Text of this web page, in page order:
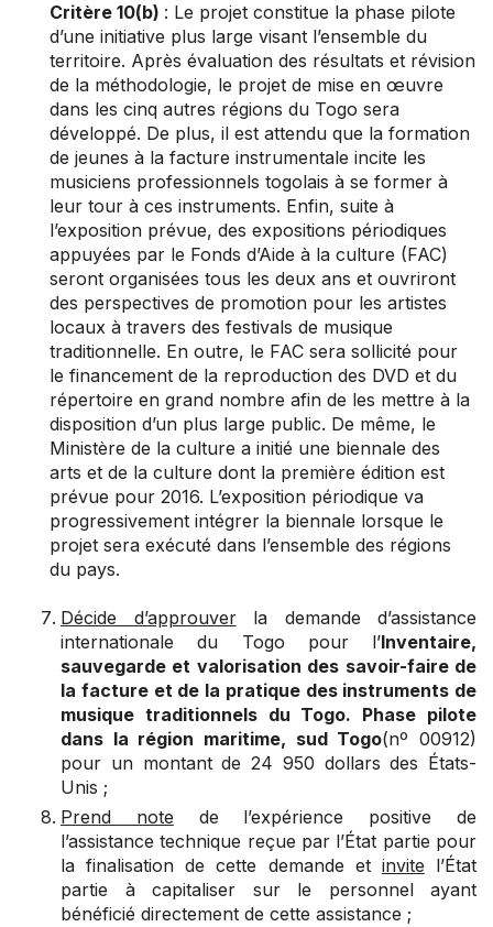
Critère 10(b) : Le projet constitue la phase pilote
d’une initiative plus large visant l’ensemble du
territoire. Après évaluation des résultats et révision
de la méthodologie, le projet de mise en œuvre
dans les cinq autres régions du Togo sera
développé. De plus, il est attendu que la formation
de jeunes à la facture instrumentale incite les
musiciens professionnels togolais à se former à
leur tour à ces instruments. Enfin, suite à
l’exposition prévue, des expositions périodiques
appuyées par le Fonds d’Aide à la culture (FAC)
seront organisées tous les deux ans et ouvriront
des perspectives de promotion pour les artistes
locaux à travers des festivals de musique
traditionnelle. En outre, le FAC sera sollicité pour
le financement de la reproduction des DVD et du
répertoire en grand nombre afin de les mettre à la
disposition d’un plus large public. De même, le
Ministère de la culture a initié une biennale des
arts et de la culture dont la première édition est
prévue pour 2016. L’exposition périodique va
progressivement intégrer la biennale lorsque le
projet sera exécuté dans l’ensemble des régions
du pays.
Décide d’approuverla demande d’assistance
internationale du Togo pour l’Inventaire,
sauvegarde et valorisation des savoir-faire de
la facture et de la pratique des instruments de
musique traditionnels du Togo. Phase pilote
dans la région maritime, sud Togo(nº 00912)
pour un montant de 24 950 dollars des États-
Unis ;
Prend note de l’expérience positive de
l’assistance technique reçue par l’État partie pour
la finalisation de cette demande et invite l’État
partie à capitaliser sur le personnel ayant
bénéficié directement de cette assistance ;